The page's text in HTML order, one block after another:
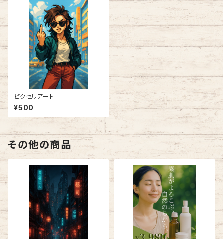
ピクセルアート
¥500
その他の商品